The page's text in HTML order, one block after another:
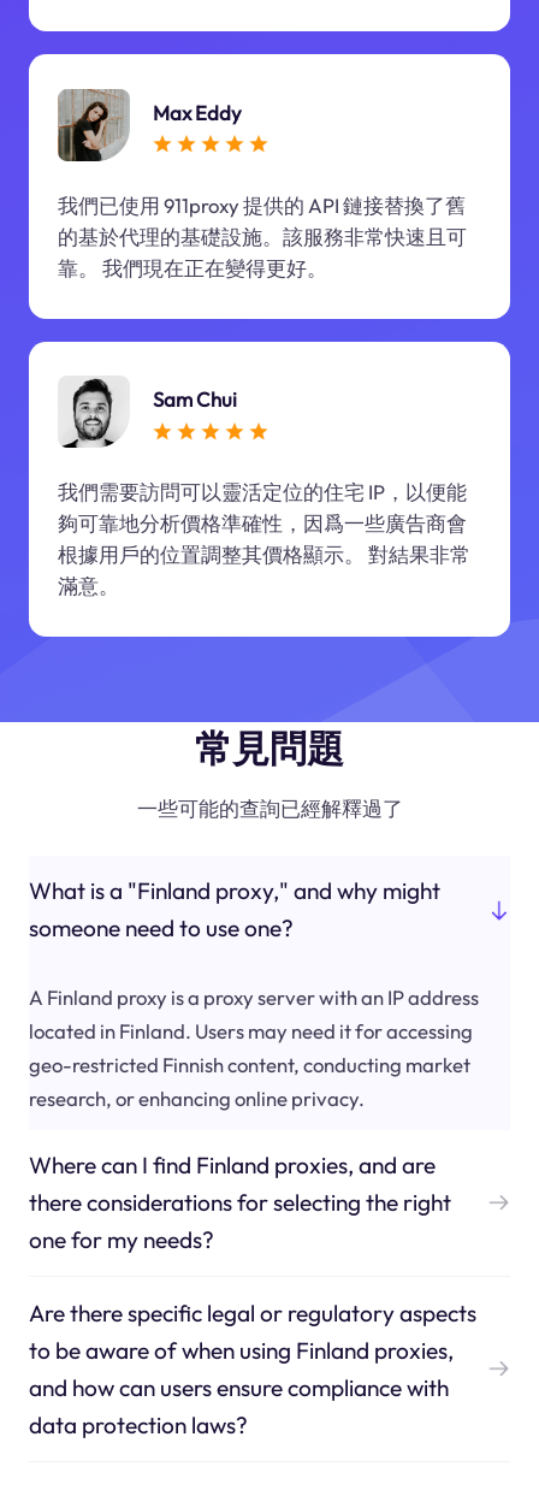
Max Eddy
我們已使用 911proxy 提供的 API 鏈接替換了舊
的基於代理的基礎設施。該服務非常快速且可
靠。 我們現在正在變得更好。
Sam Chui
我們需要訪問可以靈活定位的住宅 IP，以便能
夠可靠地分析價格準確性，因爲一些廣告商會
根據用戶的位置調整其價格顯示。 對結果非常
滿意。
常見問題
一些可能的查詢已經解釋過了
What is a "Finland proxy," and why might
someone need to use one?
A Finland proxy is a proxy server with an IP address
located in Finland. Users may need it for accessing
geo-restricted Finnish content, conducting market
research, or enhancing online privacy.
Where can I find Finland proxies, and are
there considerations for selecting the right
one for my needs?
Are there specific legal or regulatory aspects
to be aware of when using Finland proxies,
and how can users ensure compliance with
data protection laws?